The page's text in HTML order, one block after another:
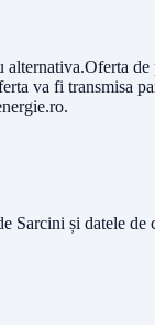
va fi transmisa
.
Sarcini și datele